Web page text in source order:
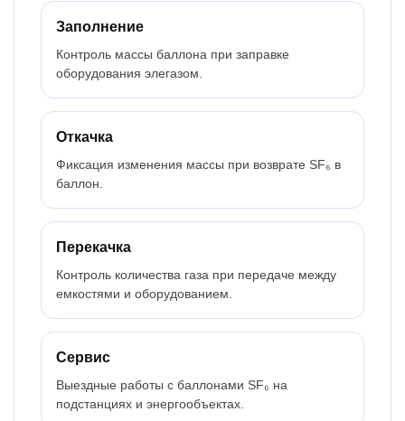
Заполнение
Контроль массы баллона при заправке
оборудования элегазом.
Откачка
Фиксация изменения массы при возврате SF₆ в
баллон.
Перекачка
Контроль количества газа при передаче между
емкостями и оборудованием.
Сервис
Выездные работы с баллонами SF₆ на
подстанциях и энергообъектах.